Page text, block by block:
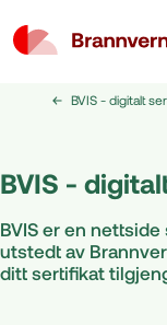
BVIS - digitalt
BVIS -
BVIS er en
utstedt av
ditt sertifikat